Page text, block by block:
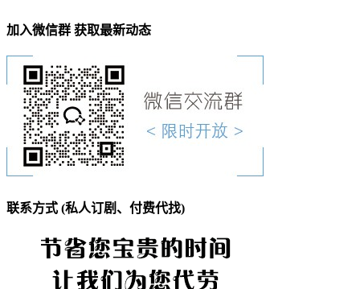
加入微信群 获取最新动态
联系方式 (私人订剧、付费代找)